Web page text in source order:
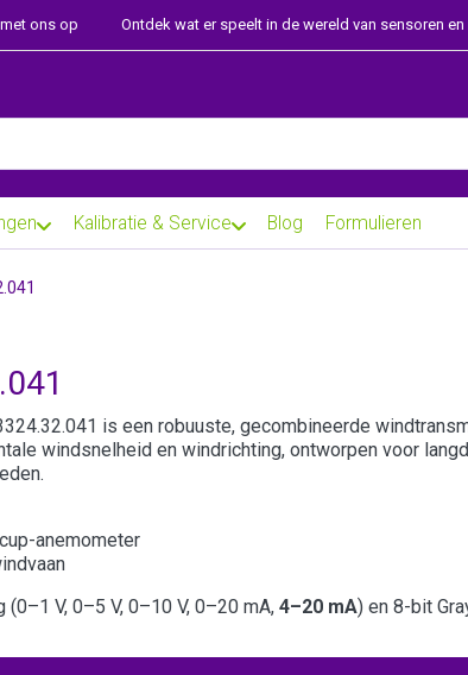
ons op Ontdek wat er speelt in de wereld van sensoren
Kalibratie & Service Blog Formulieren
is een robuuste, gecombineerde
windsnelheid en windrichting, ontworpen voor
anemometer
(0–1 V, 0–5 V, 0–10 V, 0–20 mA, 4–20 mA) en 8-bit